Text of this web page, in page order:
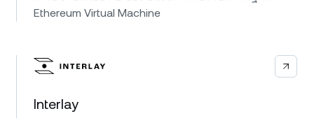
Ethereum Virtual Machine
Interlay